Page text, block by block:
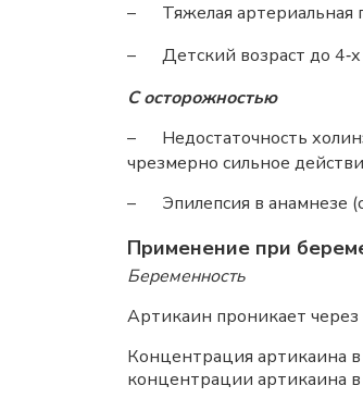
–
Тяжелая артериальная
–
Детский возраст до
С осторожностью
–
Недостаточность
чрезмерно сильное
–
Эпилепсия в анамнезе
Применение при
Беременность
Артикаин проникает
Концентрация артикаина
концентрации артикаина